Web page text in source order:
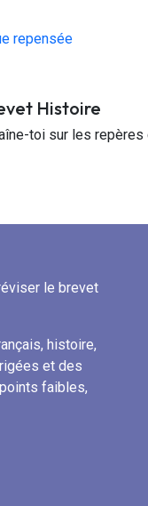
repensée
Histoire
toi sur les
le brevet
histoire,
et des
faibles,